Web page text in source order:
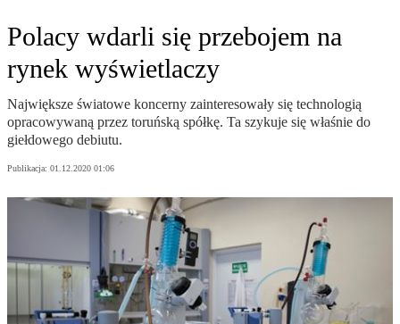
Polacy wdarli się przebojem na
rynek wyświetlaczy
Największe światowe koncerny zainteresowały się technologią
opracowywaną przez toruńską spółkę. Ta szykuje się właśnie do
giełdowego debiutu.
Publikacja: 01.12.2020 01:06